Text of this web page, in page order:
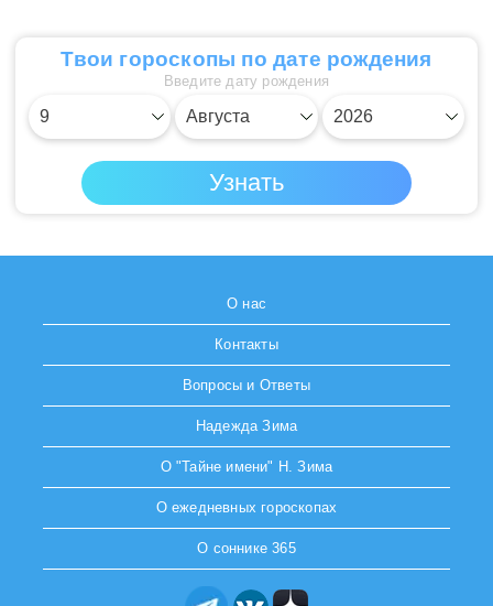
Твои гороскопы по дате рождения
Введите дату рождения
О нас
Контакты
Вопросы и Ответы
Надежда Зима
О "Тайне имени" Н. Зима
О ежедневных гороскопах
О соннике 365